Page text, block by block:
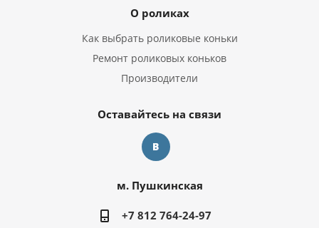
О роликах
Как выбрать роликовые коньки
Ремонт роликовых коньков
Производители
Оставайтесь на связи
м. Пушкинская
+7 812 764-24-97